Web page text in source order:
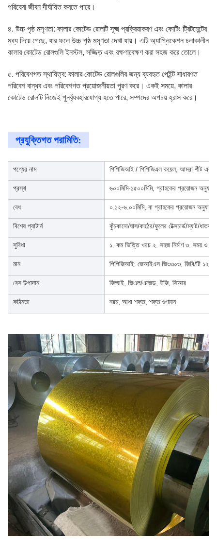
পরিষেবা জীবন দীর্ঘায়িত করতে পারে।
৪. উচ্চ পৃষ্ঠ মসৃণতা: কালার কোটেড রোলটি সূক্ষ্ম প্রক্রিয়াকরণ এবং কোটিং ট্রিটমেন্টের
মধ্য দিয়ে গেছে, যার ফলে উচ্চ পৃষ্ঠ মসৃণতা দেখা যায়। এটি অ্যাপ্লিকেশন চলাকালীন
কালার কোটেড রোলগুলি ইনস্টল, সজ্জিত এবং রক্ষণাবেক্ষণ করা সহজ করে তোলে।
৫. পরিবেশগত স্থায়িত্ব: কালার কোটেড রোলগুলির জন্য ব্যবহৃত পেইন্ট সাধারণত
পরিবেশ বান্ধব এবং পরিবেশগত প্রয়োজনীয়তা পূরণ করে। একই সময়ে, কালার
কোটেড রোলটি নিজেই পুনর্ব্যবহারযোগ্য হতে পারে, সম্পদের অপচয় হ্রাস করে।
প্রযুক্তিগত পরামিতি:
পণ্যের নাম পিপিজিআই / পিপিজিএল কয়েল, আমরা শীট এবং
প্রস্থ ৬০০মিমি-১৫০০মিমি, গ্রাহকের প্রয়োজন অনুযায়ী
বেধ ০.১২-৬.০০মিমি, বা গ্রাহকের প্রয়োজন অনুযায়ী
বিশেষ প্যাটার্ন কুঁচকানো/ঘাস/কাঠের/ফুলের টেক্সচার্ড/ম্যাট/ধাতব
সুবিধা ১. কম ভিত্তি খরচ ২. সহজ নির্মাণ ৩. সময় ও
মান পিপিজিআই: জেআইএস জি৩৩০৩, জিবি/টি
বেস উপাদান জিআই, জিএল/এজেড, ইজি, সিআর
কঠিনতা নরম, আধা শক্ত, শক্ত গুণমান